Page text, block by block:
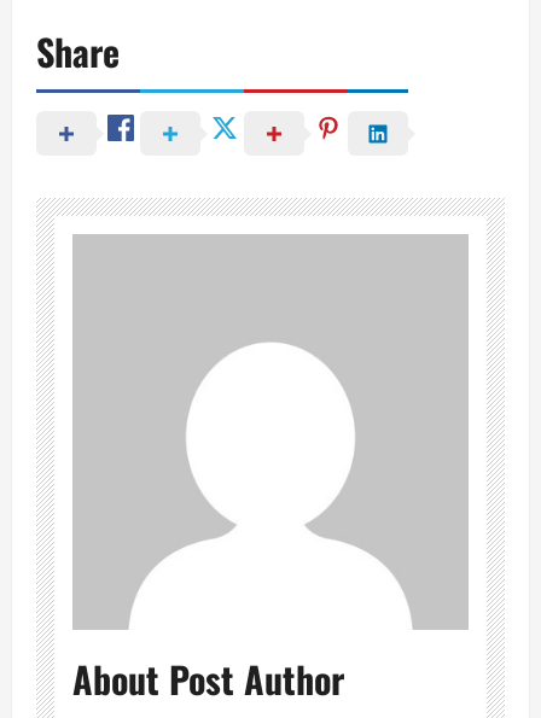
Share
About Post Author